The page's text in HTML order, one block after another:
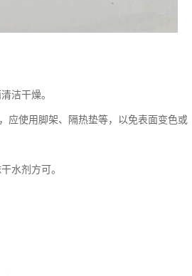
洁干燥。
应使用脚架、隔热垫等，以免表面变色或
水剂方可。